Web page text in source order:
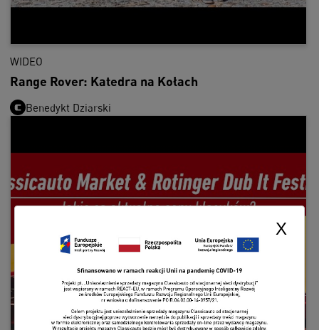
X
WIDEO
Range Rover: Katedra na Kołach
Benedykt Dziarski